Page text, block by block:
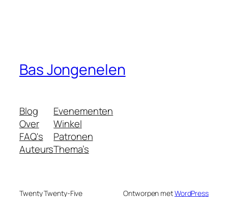
Bas Jongenelen
Blog
Over
FAQ's
Auteurs
Evenementen
Winkel
Patronen
Thema’s
Twenty Twenty-Five Ontworpen metWordPress